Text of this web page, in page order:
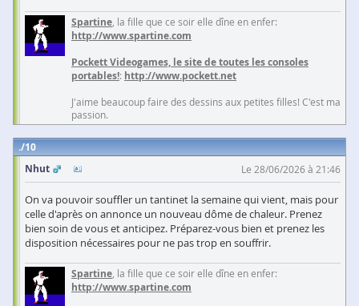
Spartine, la fille que ce soir elle dîne en enfer:
http://www.spartine.com
Pockett Videogames, le site de toutes les consoles
portables!: http://www.pockett.net
J'aime beaucoup faire des dessins aux petites filles! C'est ma
passion.
10
Nhut
Le 28/06/2026 à 21:46
On va pouvoir souffler un tantinet la semaine qui vient, mais pour
celle d'après on annonce un nouveau dôme de chaleur. Prenez
bien soin de vous et anticipez. Préparez-vous bien et prenez les
disposition nécessaires pour ne pas trop en souffrir.
Spartine, la fille que ce soir elle dîne en enfer:
http://www.spartine.com